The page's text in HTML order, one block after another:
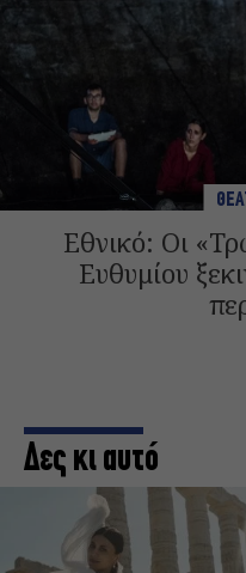
Εθνικό: Οι
Ευθυμίου
Δες κι αυτό